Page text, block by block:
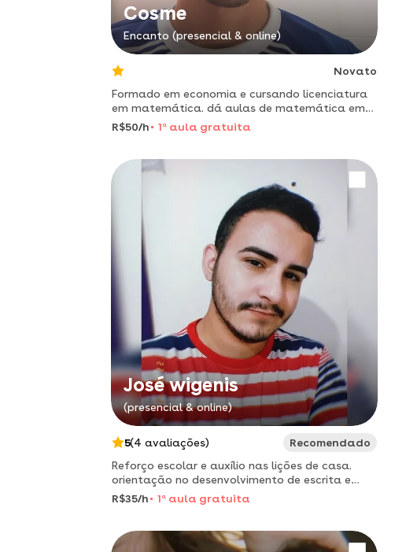
Cosme
Encanto (presencial & online)
Novato
Formado em economia e cursando licenciatura
em matemática. dá aulas de matemática em
pau dos ferros e região.
R$50/h 1 a aula gratuita
José wigenis
(presencial & online)
5(4 avaliações)
Recomendado
Reforço escolar e auxílio nas lições de casa.
orientação no desenvolvimento de escrita e
leitura.
R$35/h 1 a aula gratuita